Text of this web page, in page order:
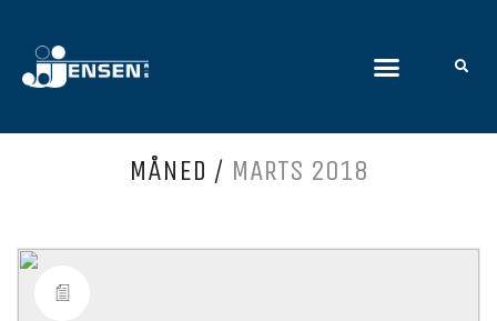
MÅNED / MARTS 2018